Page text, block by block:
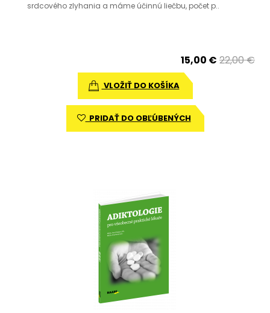
srdcového zlyhania a máme účinnú liečbu, počet p..
15,00 € 22,00 €
VLOŽIŤ DO KOŠÍKA
PRIDAŤ DO OBĽÚBENÝCH